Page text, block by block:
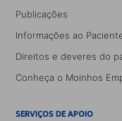
Publicações
Informações ao
Direitos e deveres do
Conheça o Moinhos
SERVIÇOS DE APOIO